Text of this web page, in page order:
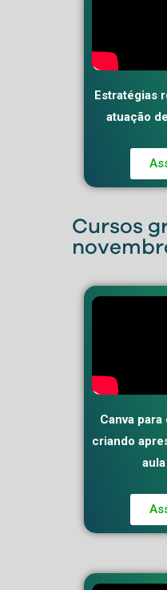
Estratégias
atuação
Cursos
Canva para
criando